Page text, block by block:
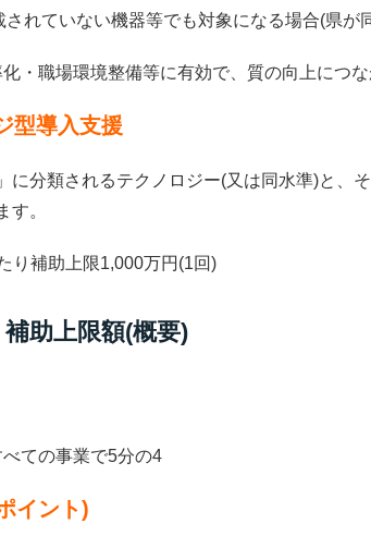
されていない機器等でも対象になる場合(県が
・職場環境整備等に有効で、質の向上につ
型導入支援
に分類されるテクノロジー(又は同水準)と、
す。
り 補助上限1,000万円(1回)
助上限額(概要)
ての事業で5分の4
イント)